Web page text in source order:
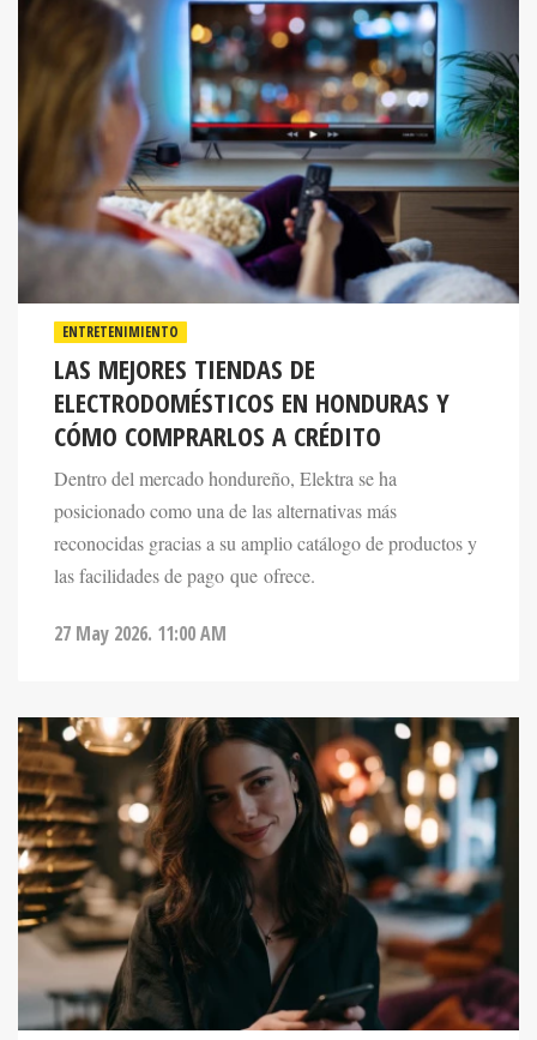
LAS MEJORES TIENDAS DE
ELECTRODOMÉSTICOS EN HONDURAS Y
CÓMO COMPRARLOS A CRÉDITO
Dentro del mercado hondureño, Elektra se ha
posicionado como una de las alternativas más
reconocidas gracias a su amplio catálogo de productos y
las facilidades de pago que ofrece.
ENTRETENIMIENTO